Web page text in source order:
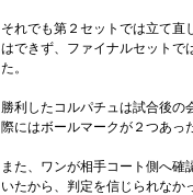
それでも第２セットでは立て直
はできず、ファイナルセットで
た。
勝利したコルパチュは試合後の
際にはボールマークが２つあっ
また、ワンが相手コート側へ
いたから、判定を信じられなか